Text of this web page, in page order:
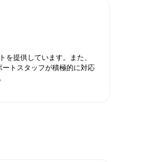
を提供しています。また、
トスタッフが積極的に対応